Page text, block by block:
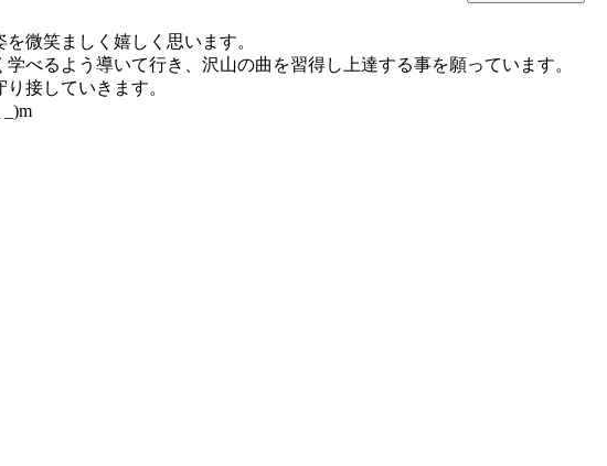
微笑ましく嬉しく思います。
べるよう導いて行き、沢山の曲を習得し上達する事を願っています。
接していきます。